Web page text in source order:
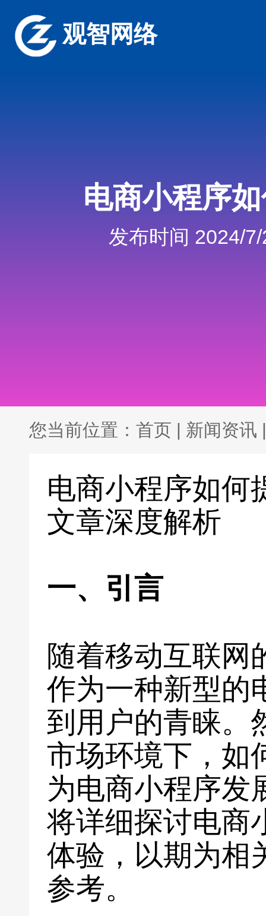
观智网络
电商小程序
发布时间 2024/
您当前位置： 首页 | 新闻资讯 |
电商小程序如何
文章深度解析
一、引言
随着移动互联网
作为一种新型的
到用户的青睐。
市场环境下，如
为电商小程序发
将详细探讨电商
体验，以期为相
参考。